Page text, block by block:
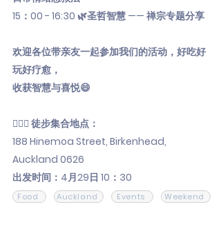
15：00 - 16:30 🌿圣哲智慧 —— 禅宗专题分享
欢迎各位带亲友一起参加我们的活动，好吃好
玩好疗愈，
收获智慧与喜悦😄
🙋🏻‍♀️ 徒步集合地点：
188 Hinemoa Street, Birkenhead,
Auckland 0626
出发时间：4月29日 10：30
Food Auckland Events Weekend